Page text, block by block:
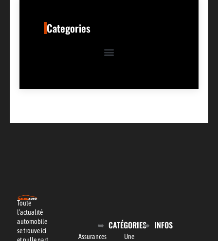
Categories
Toute
l’actualité
automobile
se trouve ici
CATÉGORIES
Assurances
INFOS
Une